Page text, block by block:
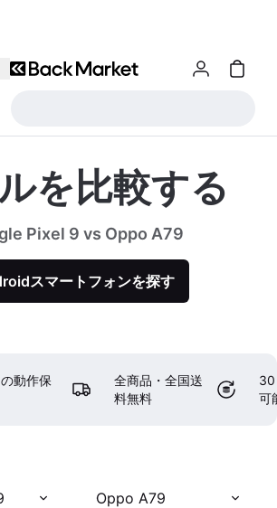
を比較する
Pixel 9 vs Oppo A79
スマートフォンを探す
動作保
全商品・全国送
料無料
30
可
Oppo A79